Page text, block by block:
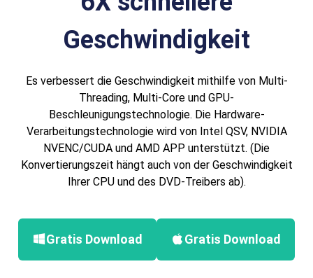
Geschwindigkeit
Es verbessert die Geschwindigkeit mithilfe von Multi-
Threading, Multi-Core und GPU-
Beschleunigungstechnologie. Die Hardware-
Verarbeitungstechnologie wird von Intel QSV, NVIDIA
NVENC/CUDA und AMD APP unterstützt. (Die
Konvertierungszeit hängt auch von der Geschwindigkeit
Ihrer CPU und des DVD-Treibers ab).
Gratis Download Gratis Download